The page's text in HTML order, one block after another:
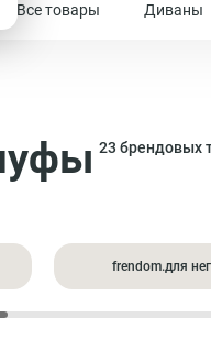
Все товары Диваны
23 брендовых
frendom.для